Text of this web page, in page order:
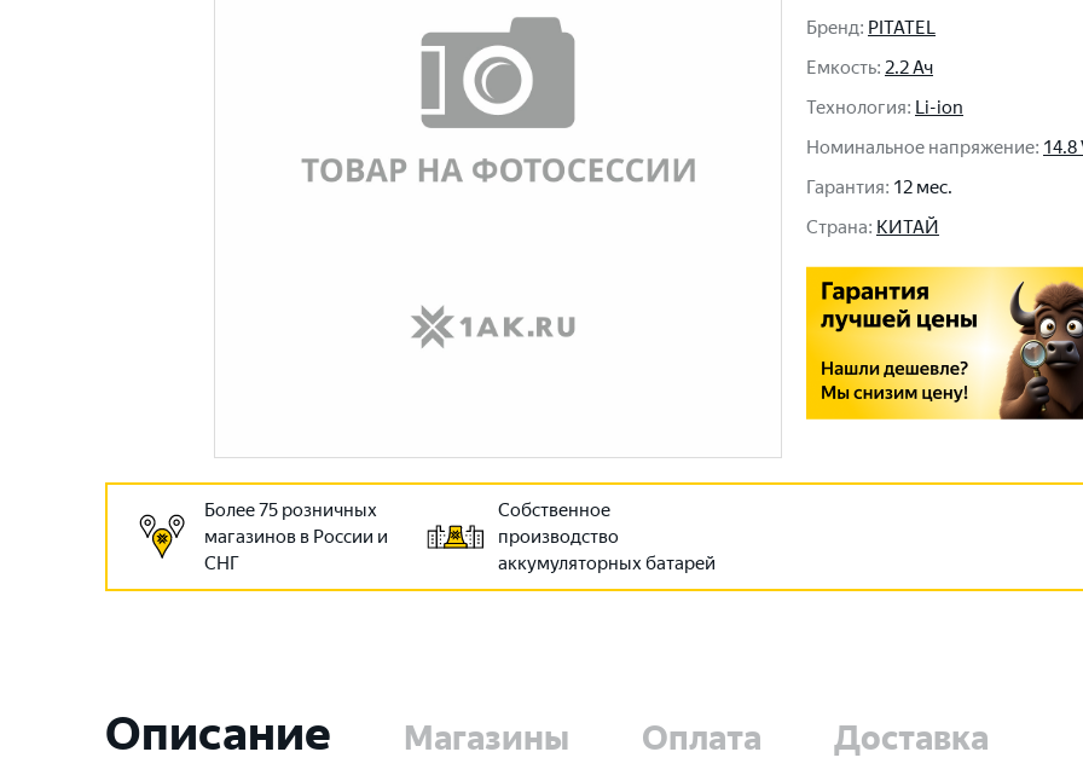
Бренд: PITATEL
Емкость: 2.2 Ач
Технология: Li-ion
Номинальное напряжение: 14.8
Гарантия: 12 мес.
Cтрана: КИТАЙ
Более 75 розничных
магазинов в России и
СНГ
Собственное
производство
аккумуляторных батарей
Описание Магазины Оплата Доставка